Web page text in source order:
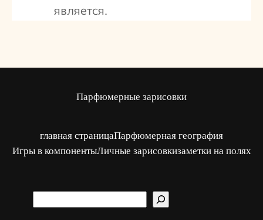
является.
Парфюмерные зарисовки
главная страницаПарфюмерная география
Игры в компонентыЛичные зарисовкизаметки на полях